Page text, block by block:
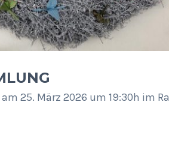
25. März 2026 um 19:30h im